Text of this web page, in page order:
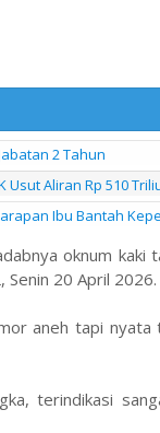
2 Tahun
Usut Aliran Rp 510
Ibu Bantah
oknum kaki
Senin 20 April 2026.
aneh tapi nyata
terindikasi